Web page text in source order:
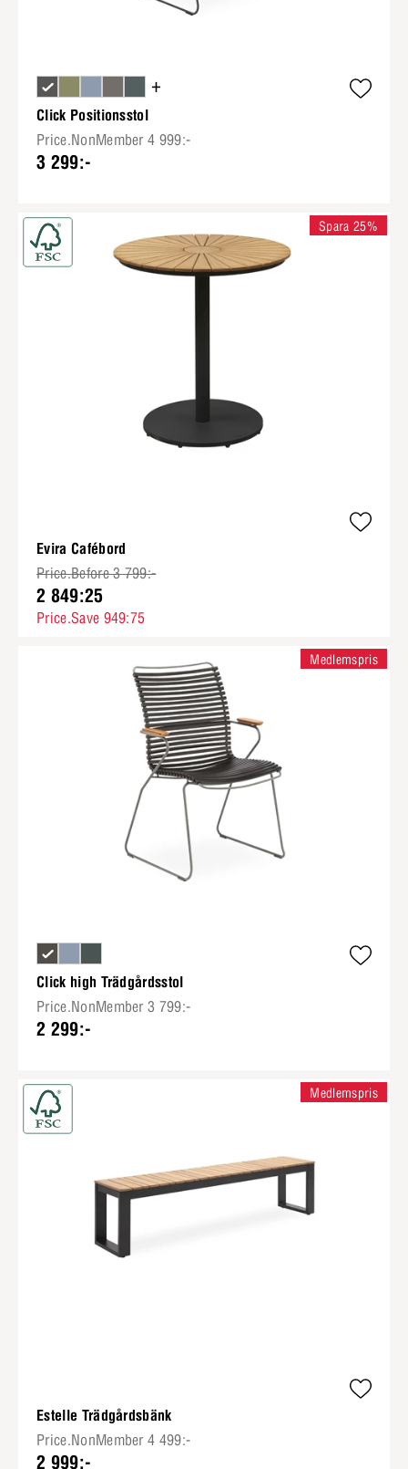
+
Click Positionsstol
Price.NonMember 4 999:-
3 299:-
Evira Cafébord
Price.Before 3 799:-
2 849:25
Price.Save 949:75
Spara 25%
Click high Trädgårdsstol
Price.NonMember 3 799:-
2 299:-
Medlemspris
Estelle Trädgårdsbänk
Price.NonMember 4 499:-
2 999:-
Medlemspris